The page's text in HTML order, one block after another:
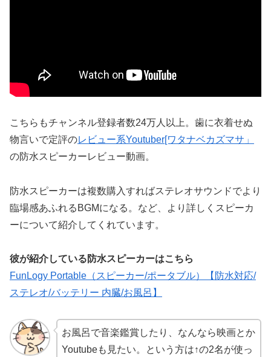
こちらもチャンネル登録者数24万人以上。歯に衣着せぬ
物言いで定評のレビュー系Youtuber[ワタナベカズマサ」
の防水スピーカーレビュー動画。
防水スピーカーは複数購入すればステレオサウンドでより
臨場感あふれるBGMになる。など、より詳しくスピーカ
ーについて紹介してくれています。
彼が紹介している防水スピーカーはこちら
FunLogy Portable（スピーカー/ポータブル）【防水対応/
ステレオ/バッテリー 内臓/お風呂】
お風呂で音楽鑑賞したり、なんなら映画とか
Youtubeも見たい。という方は↑の2名が使っ